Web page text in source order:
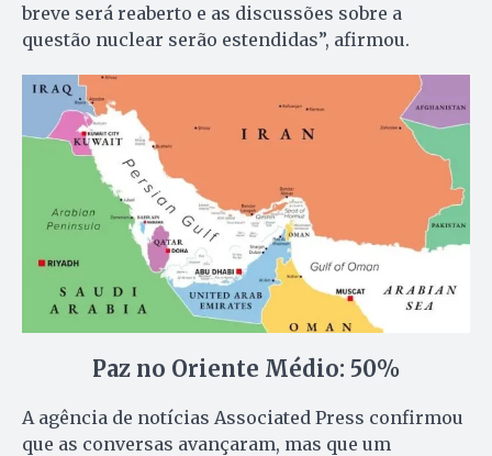
breve será reaberto e as discussões sobre a
questão nuclear serão estendidas”, afirmou.
Paz no Oriente Médio: 50%
A agência de notícias Associated Press confirmou
que as conversas avançaram, mas que um